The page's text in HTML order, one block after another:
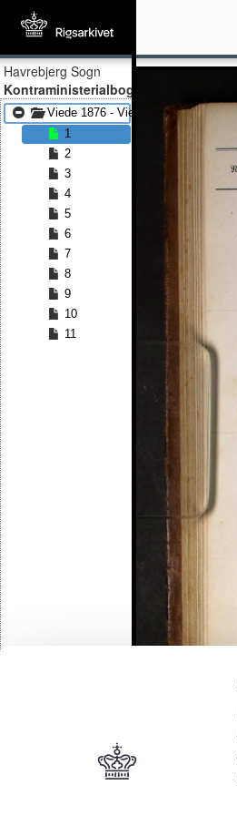
Havrebjerg Sogn
Kontraministerialbog
Viede 1876 - Viede 1891
1
2
3
4
5
6
7
8
9
10
11